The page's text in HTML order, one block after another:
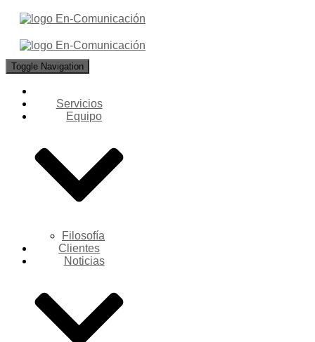
Toggle Navigation
Servicios
Equipo
Filosofía
Clientes
Noticias